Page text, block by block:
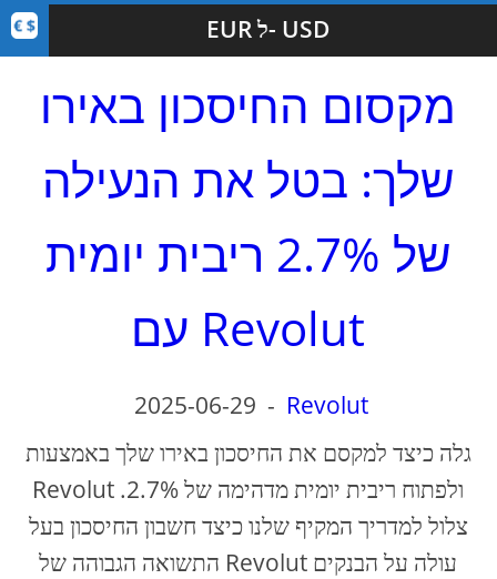
EUR ל- USD
מקסום החיסכון באירו
שלך: בטל את הנעילה
של 2.7% ריבית יומית
עם Revolut
2025-06-29 - Revolut
גלה כיצד למקסם את החיסכון באירו שלך באמצעות
Revolut ולפתוח ריבית יומית מדהימה של 2.7%.
צלול למדריך המקיף שלנו כיצד חשבון החיסכון בעל
התשואה הגבוהה של Revolut עולה על הבנקים